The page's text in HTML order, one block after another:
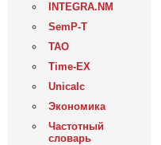
INTEGRA.NM
SemP-T
ТАО
Time-EX
Unicalc
Экономика
Частотный
словарь